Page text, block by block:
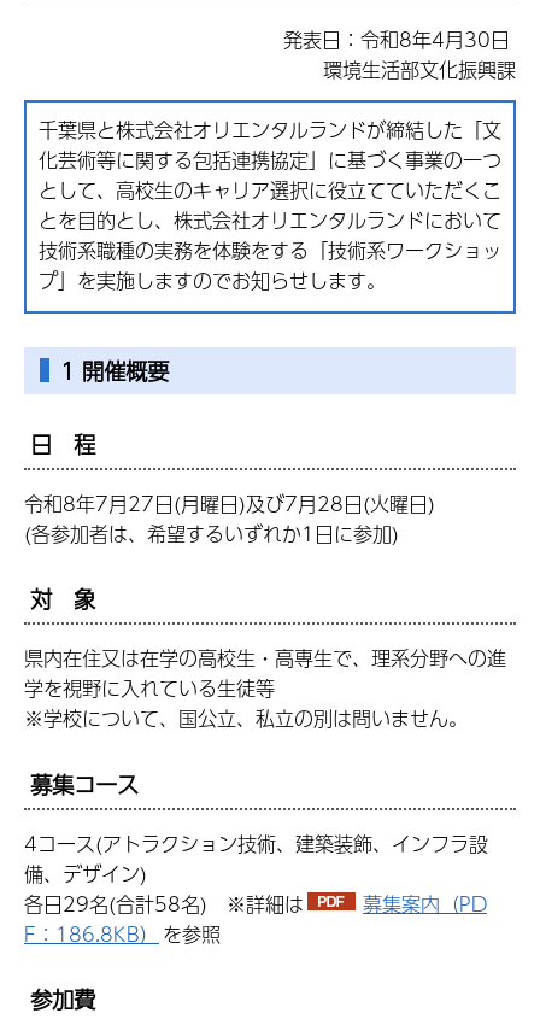
発表日：令和8年4月30日
環境生活部文化振興課
千葉県と株式会社オリエンタルランドが締結した「文
化芸術等に関する包括連携協定」に基づく事業の一つ
として、高校生のキャリア選択に役立てていただくこ
とを目的とし、株式会社オリエンタルランドにおいて
技術系職種の実務を体験をする「技術系ワークショッ
プ」を実施しますのでお知らせします。
1 開催概要
日 程
令和8年7月27日(月曜日)及び7月28日(火曜日)
(各参加者は、希望するいずれか1日に参加)
対 象
県内在住又は在学の高校生・高専生で、理系分野への進
学を視野に入れている生徒等
※学校について、国公立、私立の別は問いません。
募集コース
4コース(アトラクション技術、建築装飾、インフラ設
備、デザイン)
各日29名(合計58名) ※詳細は
募集案内（PD
F：186.8KB） を参照
参加費